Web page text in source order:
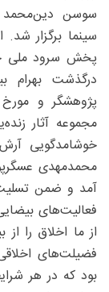
سوسن دین‌محمد
سینما برگزار شد.
پخش سرود ملی
درگذشت بهرام
پژوهشگر و مورخ
مجموعه آثار
خوشامدگویی
محمدمهدی
آمد و ضمن
فعالیت‌های
از ما اخلاق را
فضیلت‌های
بود که در هر